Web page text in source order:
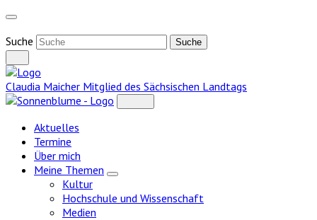
Weiter
Inhalt
Suche
Claudia Maicher Mitglied des Sächsischen Landtags
Aktuelles
Termine
Über mich
Meine Themen
Zeige
Kultur
Hochschule und Wissenschaft
Medien